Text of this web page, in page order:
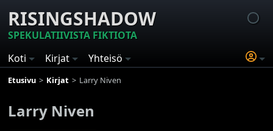
RISINGSHADOW
SPEKULATIIVISTA FIKTIOTA
Koti
Kirjat Yhteisö
Etusivu Kirjat Larry Niven
Larry Niven